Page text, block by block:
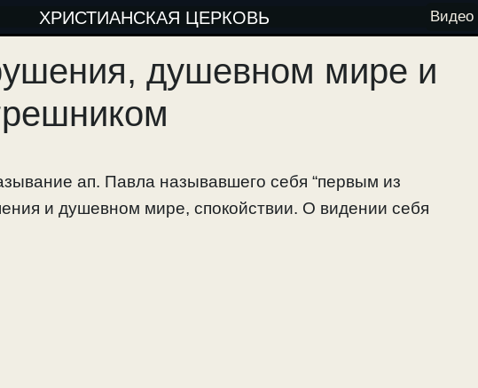
ХРИСТИАНСКАЯ ЦЕРКОВЬ Видео
душевном мире и
ап. Павла называвшего себя “первым из
и душевном мире, спокойствии. О видении себя